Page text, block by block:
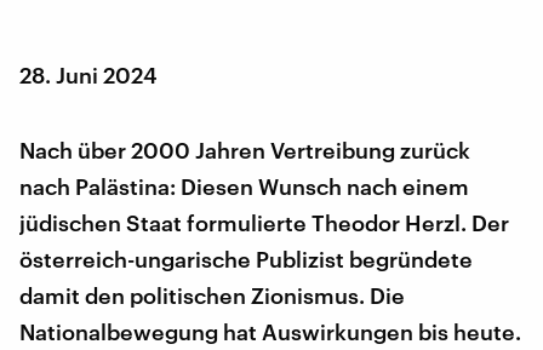
28. Juni 2024
Nach über 2000 Jahren Vertreibung zurück
nach Palästina: Diesen Wunsch nach einem
jüdischen Staat formulierte Theodor Herzl. Der
österreich-ungarische Publizist begründete
damit den politischen Zionismus. Die
Nationalbewegung hat Auswirkungen bis heute.